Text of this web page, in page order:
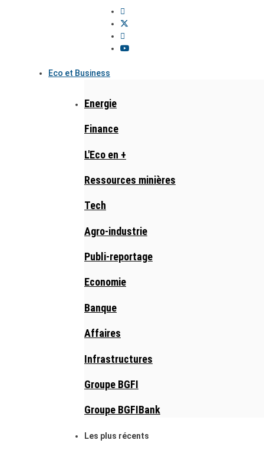
Eco et Business
Energie
Finance
L'Eco en +
Ressources minières
Tech
Agro-industrie
Publi-reportage
Economie
Banque
Affaires
Infrastructures
Groupe BGFI
Groupe BGFIBank
Les plus récents